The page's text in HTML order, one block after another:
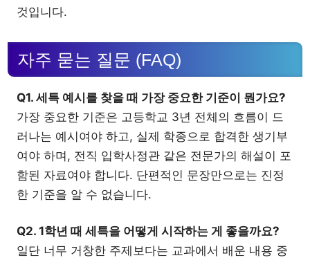
것입니다.
자주 묻는 질문 (FAQ)
Q1. 세특 예시를 찾을 때 가장 중요한 기준이 뭔가요?
가장 중요한 기준은 고등학교 3년 전체의 흐름이 드
러나는 예시여야 하고, 실제 학종으로 합격한 생기부
여야 하며, 전직 입학사정관 같은 전문가의 해설이 포
함된 자료여야 합니다. 단편적인 문장만으로는 진정
한 기준을 알 수 없습니다.
Q2. 1학년 때 세특을 어떻게 시작하는 게 좋을까요?
일단 너무 거창한 주제보다는 교과에서 배운 내용 중